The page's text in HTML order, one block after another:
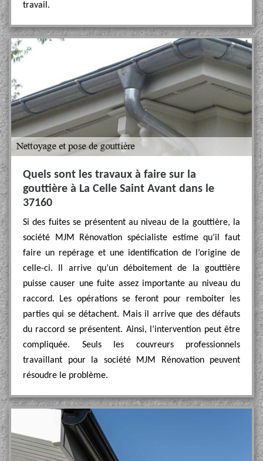
travail.
Quels sont les travaux à faire sur la
gouttière à La Celle Saint Avant dans le
37160
Si des fuites se présentent au niveau de la gouttière, la
société MJM Rénovation spécialiste estime qu’il faut
faire un repérage et une identification de l’origine de
celle-ci. Il arrive qu’un déboitement de la gouttière
puisse causer une fuite assez importante au niveau du
raccord. Les opérations se feront pour remboiter les
parties qui se détachent. Mais il arrive que des défauts
du raccord se présentent. Ainsi, l’intervention peut être
compliquée. Seuls les couvreurs professionnels
travaillant pour la société MJM Rénovation peuvent
résoudre le problème.